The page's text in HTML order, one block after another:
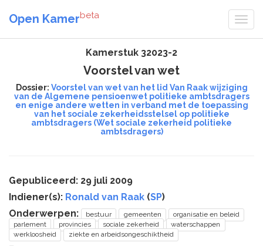
Open Kamerbeta
Kamerstuk 32023-2
Voorstel van wet
Dossier: Voorstel van wet van het lid Van Raak wijziging
van de Algemene pensioenwet politieke ambtsdragers
en enige andere wetten in verband met de toepassing
van het sociale zekerheidsstelsel op politieke
ambtsdragers (Wet sociale zekerheid politieke
ambtsdragers)
Gepubliceerd: 29 juli 2009
Indiener(s): Ronald van Raak (SP)
Onderwerpen:
bestuur gemeenten
organisatie en beleid
parlement
provincies sociale zekerheid
waterschappen
werkloosheid
ziekte en arbeidsongeschiktheid